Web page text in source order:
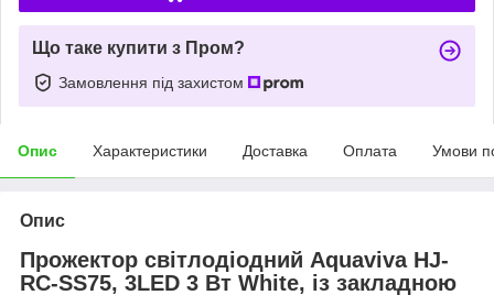
Що таке купити з Пром?
Замовлення під захистом
Опис Характеристики Доставка Оплата Умови
Опис
Прожектор світлодіодний Aquaviva HJ-
RC-SS75, 3LED 3 Вт White, із закладною